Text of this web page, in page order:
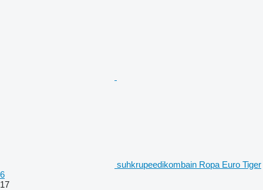
suhkrupeedikombain Ropa Euro Tiger
6
17